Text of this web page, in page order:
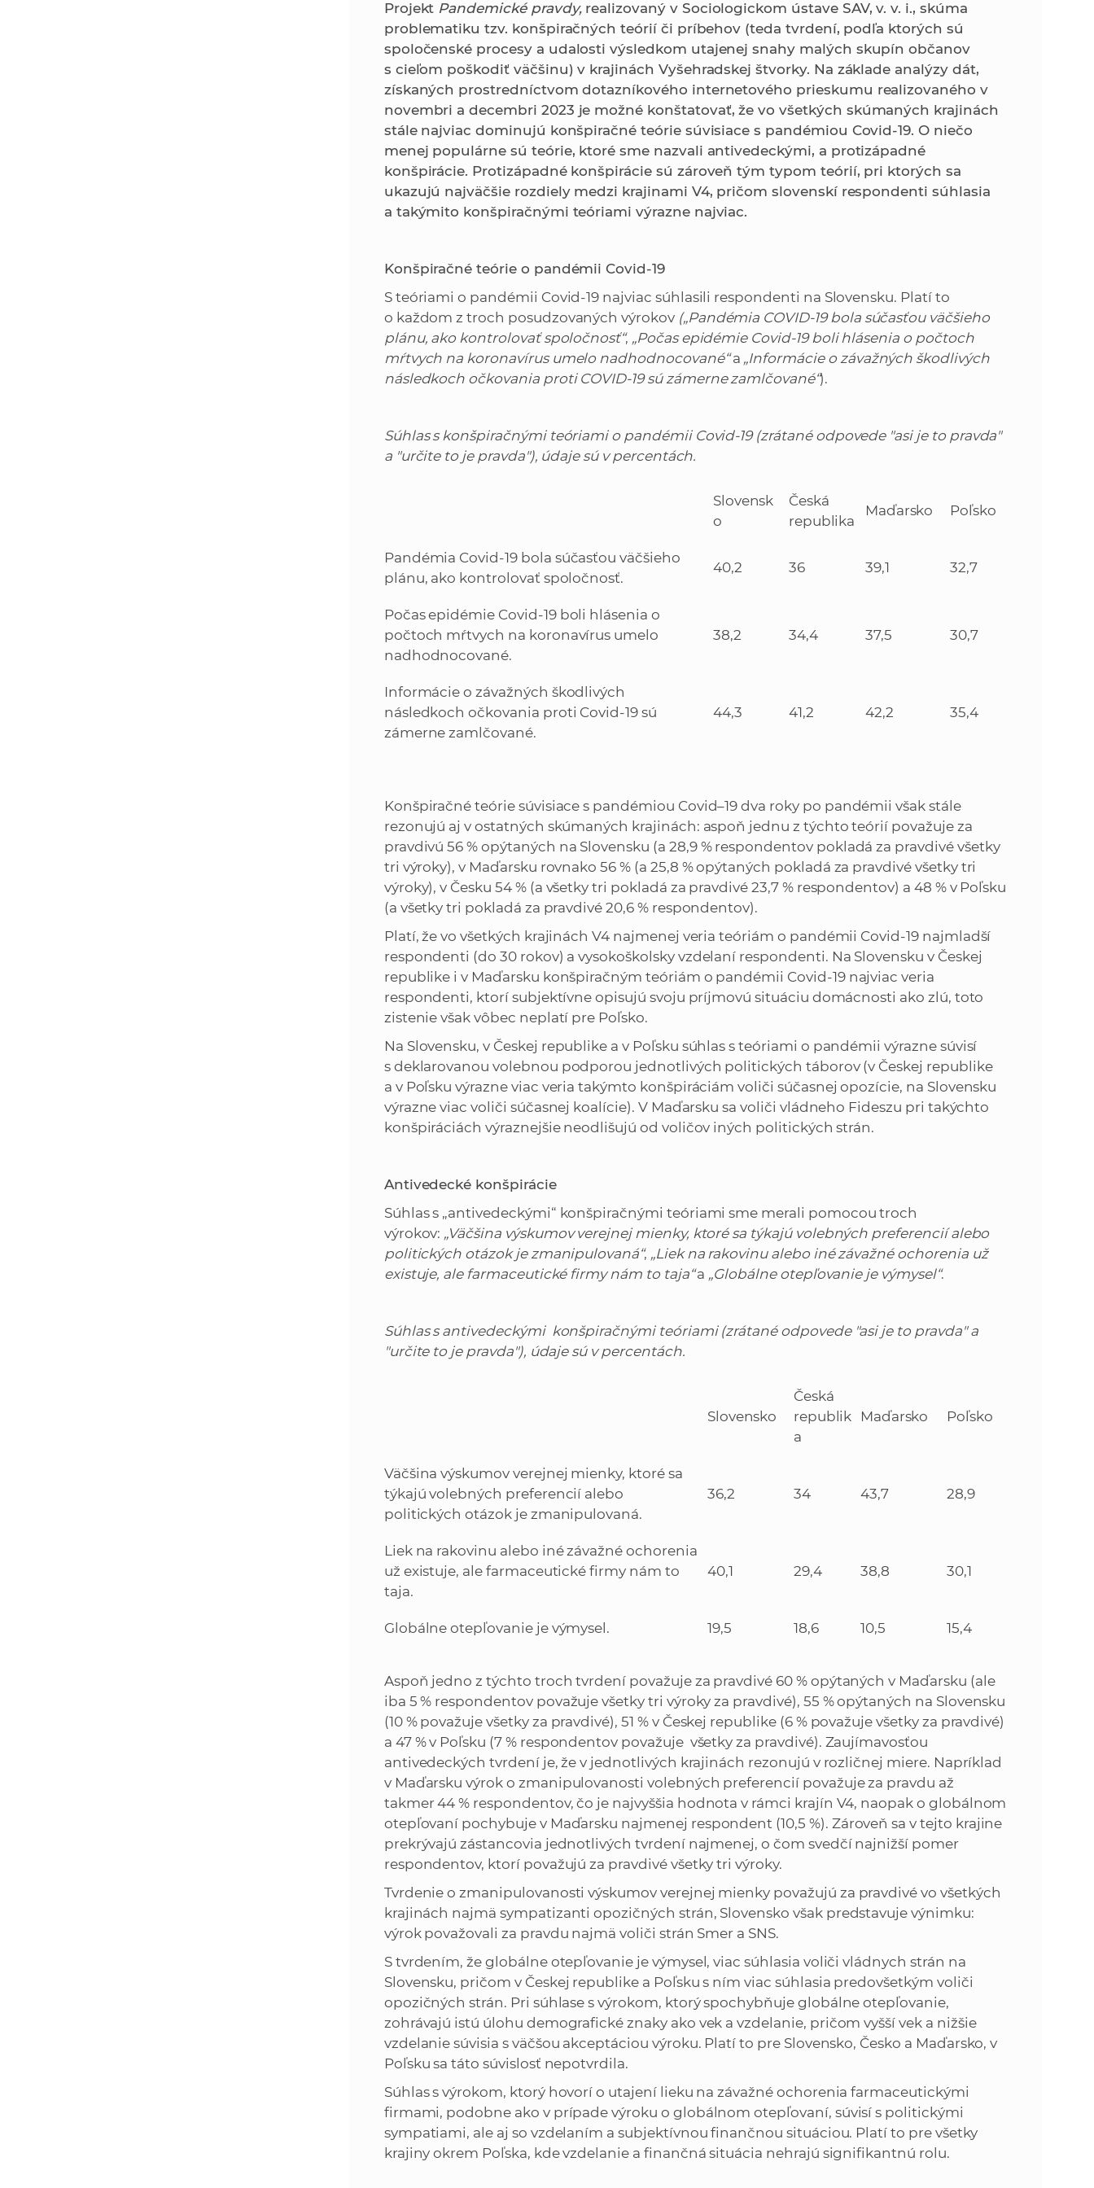
n
k
a
c
h
V
Projekt Pandemické pravdy,realizovaný v Sociologickom ústave SAV, v. v. i., skúma
problematiku tzv. konšpiračných teórií či príbehov (teda tvrdení, podľa ktorých sú
spoločenské procesy a udalosti výsledkom utajenej snahy malých skupín občanov
s cieľom poškodiť väčšinu) v krajinách Vyšehradskej štvorky. Na základe analýzy dát,
získaných prostredníctvom dotazníkového internetového prieskumu realizovaného v
novembri a decembri 2023 je možné konštatovať, že vo všetkých skúmaných krajinách
stále najviac dominujú konšpiračné teórie súvisiace s pandémiou Covid-19. O niečo
menej populárne sú teórie, ktoré sme nazvali antivedeckými, a protizápadné
konšpirácie. Protizápadné konšpirácie sú zároveň tým typom teórií, pri ktorých sa
ukazujú najväčšie rozdiely medzi krajinami V4, pričom slovenskí respondenti súhlasia
a takýmito konšpiračnými teóriami výrazne najviac.
Konšpiračné teórie o pandémii Covid-19
S teóriami o pandémii Covid-19 najviac súhlasili respondenti na Slovensku. Platí to
o každom z troch posudzovaných výrokov („Pandémia COVID-19 bola súčasťou väčšieho
plánu, ako kontrolovať spoločnosť“, „Počas epidémie Covid-19 boli hlásenia o počtoch
mŕtvych na koronavírus umelo nadhodnocované“a „Informácie o závažných škodlivých
následkoch očkovania proti COVID-19 sú zámerne zamlčované“).
Súhlas s konšpiračnými teóriami o pandémii Covid-19 (zrátané odpovede "asi je to pravda"
a "určite to je pravda"), údaje sú v percentách.
Slovensk
o
Česká
republika
Maďarsko Poľsko
Pandémia Covid-19 bola súčasťou väčšieho
plánu, ako kontrolovať spoločnosť.
40,2 36 39,1 32,7
Počas epidémie Covid-19 boli hlásenia o
počtoch mŕtvych na koronavírus umelo
nadhodnocované.
38,2 34,4 37,5 30,7
Informácie o závažných škodlivých
následkoch očkovania proti Covid-19 sú
zámerne zamlčované.
44,3 41,2 42,2 35,4
Konšpiračné teórie súvisiace s pandémiou Covid–19 dva roky po pandémii však stále
rezonujú aj v ostatných skúmaných krajinách: aspoň jednu z týchto teórií považuje za
pravdivú 56 % opýtaných na Slovensku (a 28,9 % respondentov pokladá za pravdivé všetky
tri výroky), v Maďarsku rovnako 56 % (a 25,8 % opýtaných pokladá za pravdivé všetky tri
výroky), v Česku 54 % (a všetky tri pokladá za pravdivé 23,7 % respondentov) a 48 % v Poľsku
(a všetky tri pokladá za pravdivé 20,6 % respondentov).
Platí, že vo všetkých krajinách V4 najmenej veria teóriám o pandémii Covid-19 najmladší
respondenti (do 30 rokov) a vysokoškolsky vzdelaní respondenti. Na Slovensku v Českej
republike i v Maďarsku konšpiračným teóriám o pandémii Covid-19 najviac veria
respondenti, ktorí subjektívne opisujú svoju príjmovú situáciu domácnosti ako zlú, toto
zistenie však vôbec neplatí pre Poľsko.
Na Slovensku, v Českej republike a v Poľsku súhlas s teóriami o pandémii výrazne súvisí
s deklarovanou volebnou podporou jednotlivých politických táborov (v Českej republike
a v Poľsku výrazne viac veria takýmto konšpiráciám voliči súčasnej opozície, na Slovensku
výrazne viac voliči súčasnej koalície). V Maďarsku sa voliči vládneho Fideszu pri takýchto
konšpiráciách výraznejšie neodlišujú od voličov iných politických strán.
Antivedecké konšpirácie
Súhlas s „antivedeckými“ konšpiračnými teóriami sme merali pomocou troch
výrokov: „Väčšina výskumov verejnej mienky, ktoré sa týkajú volebných preferencií alebo
politických otázok je zmanipulovaná“, „Liek na rakovinu alebo iné závažné ochorenia už
existuje, ale farmaceutické firmy nám to taja“a „Globálne otepľovanie je výmysel“.
Súhlas s antivedeckými konšpiračnými teóriami (zrátané odpovede "asi je to pravda" a
"určite to je pravda"), údaje sú v percentách.
Slovensko
Česká
republik
a
Maďarsko Poľsko
Väčšina výskumov verejnej mienky, ktoré sa
týkajú volebných preferencií alebo
politických otázok je zmanipulovaná.
36,2 34 43,7 28,9
Liek na rakovinu alebo iné závažné ochorenia
už existuje, ale farmaceutické firmy nám to
taja.
40,1 29,4 38,8 30,1
Globálne otepľovanie je výmysel. 19,5 18,6 10,5 15,4
Aspoň jedno z týchto troch tvrdení považuje za pravdivé 60 % opýtaných v Maďarsku (ale
iba 5 % respondentov považuje všetky tri výroky za pravdivé), 55 % opýtaných na Slovensku
(10 % považuje všetky za pravdivé), 51 % v Českej republike (6 % považuje všetky za pravdivé)
a 47 % v Poľsku (7 % respondentov považuje všetky za pravdivé). Zaujímavosťou
antivedeckých tvrdení je, že v jednotlivých krajinách rezonujú v rozličnej miere. Napríklad
v Maďarsku výrok o zmanipulovanosti volebných preferencií považuje za pravdu až
takmer 44 % respondentov, čo je najvyššia hodnota v rámci krajín V4, naopak o globálnom
otepľovaní pochybuje v Maďarsku najmenej respondent (10,5 %). Zároveň sa v tejto krajine
prekrývajú zástancovia jednotlivých tvrdení najmenej, o čom svedčí najnižší pomer
respondentov, ktorí považujú za pravdivé všetky tri výroky.
Tvrdenie o zmanipulovanosti výskumov verejnej mienky považujú za pravdivé vo všetkých
krajinách najmä sympatizanti opozičných strán, Slovensko však predstavuje výnimku:
výrok považovali za pravdu najmä voliči strán Smer a SNS.
S tvrdením, že globálne otepľovanie je výmysel, viac súhlasia voliči vládnych strán na
Slovensku, pričom v Českej republike a Poľsku s ním viac súhlasia predovšetkým voliči
opozičných strán. Pri súhlase s výrokom, ktorý spochybňuje globálne otepľovanie,
zohrávajú istú úlohu demografické znaky ako vek a vzdelanie, pričom vyšší vek a nižšie
vzdelanie súvisia s väčšou akceptáciou výroku. Platí to pre Slovensko, Česko a Maďarsko, v
Poľsku sa táto súvislosť nepotvrdila.
Súhlas s výrokom, ktorý hovorí o utajení lieku na závažné ochorenia farmaceutickými
firmami, podobne ako v prípade výroku o globálnom otepľovaní, súvisí s politickými
sympatiami, ale aj so vzdelaním a subjektívnou finančnou situáciou. Platí to pre všetky
krajiny okrem Poľska, kde vzdelanie a finančná situácia nehrajú signifikantnú rolu.